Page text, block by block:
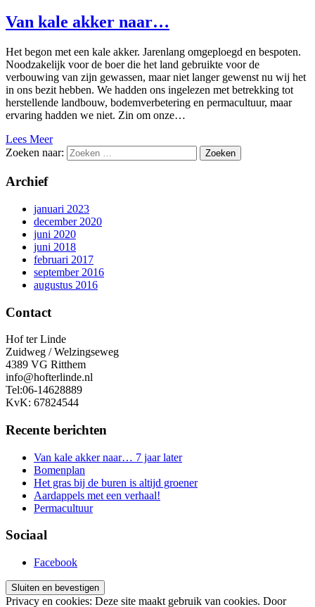
Van kale akker naar…
Het begon met een kale akker. Jarenlang omgeploegd en bespoten.
Noodzakelijk voor de boer die het land gebruikte voor de
verbouwing van zijn gewassen, maar niet langer gewenst nu wij het
in ons bezit hebben. We hadden ons ingelezen met betrekking tot
herstellende landbouw, bodemverbetering en permacultuur, maar
ervaring hadden we niet. Zin om onze…
Lees Meer
Zoeken naar:
Archief
januari 2023
december 2020
juni 2020
juni 2018
februari 2017
september 2016
augustus 2016
Contact
Hof ter Linde
Zuidweg / Welzingseweg
4389 VG Ritthem
info@hofterlinde.nl
Tel:06-14628889
KvK: 67824544
Recente berichten
Van kale akker naar… 7 jaar later
Bomenplan
Het gras bij de buren is altijd groener
Aardappels met een verhaal!
Permacultuur
Sociaal
Facebook
Privacy en cookies: Deze site maakt gebruik van cookies. Door